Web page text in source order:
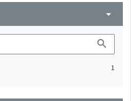
1
arrow_drop_down
search
1